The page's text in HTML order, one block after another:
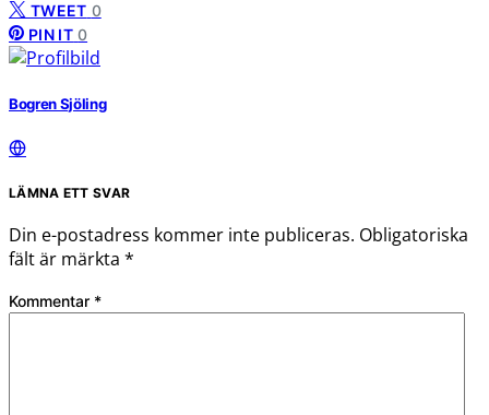
TWEET 0
PIN IT 0
Bogren Sjöling
LÄMNA ETT SVAR
Din e-postadress kommer inte publiceras. Obligatoriska
fält är märkta *
Kommentar *